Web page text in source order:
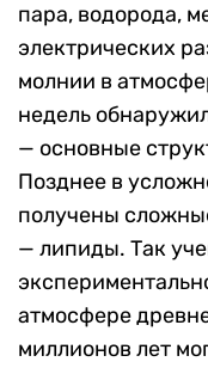
пара, водорода,
электрических
молнии в
недель
— основные
Позднее в
получены
— липиды. Так
атмосфере
миллионов лет